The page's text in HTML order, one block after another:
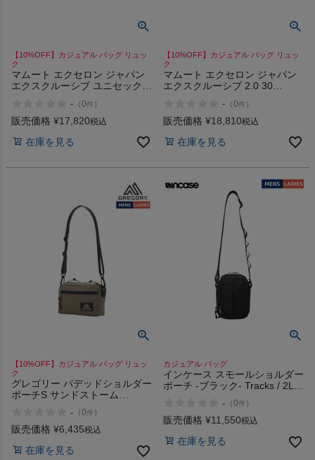
【10%OFF】カジュアル バッグ リュッ
ク
マムート エクセロン ジャパン
エクスクルーシブ ユニセックス
- （0件 ）
販売価格 ¥17,820税込
在庫を見る
【10%OFF】カジュアル バッグ リュッ
ク
マムート エクセロン ジャパン
エクスクルーシブ 2.0 30
- （0件 ）
販売価格 ¥18,810税込
在庫を見る
【10%OFF】カジュアル バッグ リュッ
ク
グレゴリー パデッドショルダー
ポーチS サンドストーム
SHOULDER POUCH S
- （0件 ）
販売価格 ¥6,435税込
在庫を見る
カジュアル バッグ
インケース スモールショルダー
ポーチ -ブラック- Tracks / 2L
- （0件 ）
販売価格 ¥11,550税込
在庫を見る